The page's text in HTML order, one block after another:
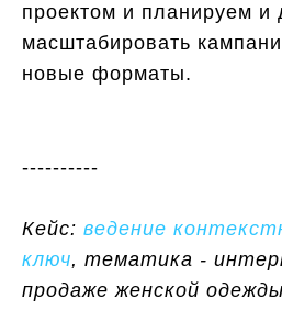
проектом и планируем и
масштабировать
новые форматы.
----------
Кейс: ведение
ключ, тематика -
продаже женской